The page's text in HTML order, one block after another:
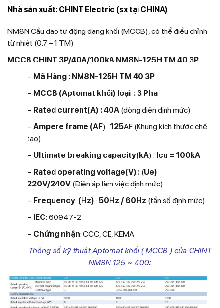
Nhà sản xuất: CHINT Electric (sx tại CHINA)
NM8N Cầu dao tự động dạng khối (MCCB), có thể điều chỉnh
từ nhiệt (0.7 – 1 TM)
MCCB CHINT 3P/40A/100kA NM8N-125H TM 40 3P
− Mã Hàng : NM8N-125H TM 40 3P
− MCCB (Aptomat khối) loại : 3 Pha
− Rated current(A) : 40A (dòng điện định mức)
− Ampere frame (AF) : 125AF (Khung kích thước chế
tạo)
− Ultimate breaking capacity(kA) : Icu = 100kA
− Rated operating voltage(V) : (Ue)
220V/240V (Điện áp làm việc định mức)
− Frequency (Hz) : 50Hz / 60Hz (tần số định mức)
− IEC: 60947-2
− Chứng nhận: CCC, CE, KEMA
Thông số kỹ thuật Aptomat khối ( MCCB ) của CHINT
NM8N 125 ~ 400: